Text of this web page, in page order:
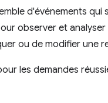
d'événements
observer et
ou de modifier une
les demandes